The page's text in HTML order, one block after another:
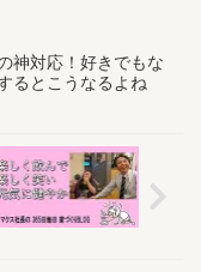
神対応！好きでもな
るとこうなるよね